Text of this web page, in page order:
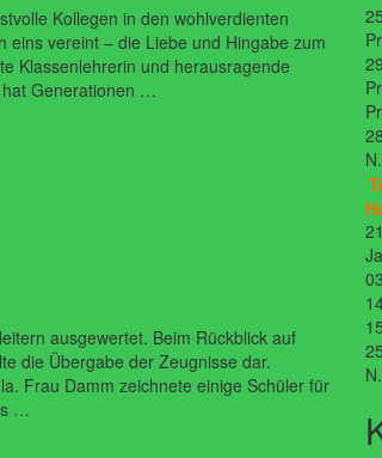
Kollegen in den wohlverdienten
eins vereint – die Liebe und Hingabe zum
Klassenlehrerin und herausragende
hat Generationen …
ausgewertet. Beim Rückblick auf
die Übergabe der Zeugnisse dar.
Frau Damm zeichnete einige Schüler für
…